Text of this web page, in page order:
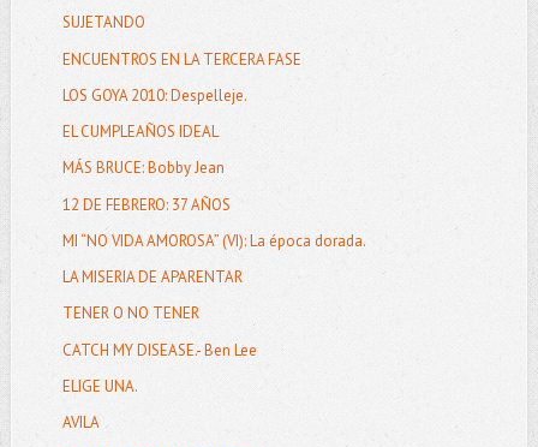
SUJETANDO
ENCUENTROS EN LA TERCERA FASE
LOS GOYA 2010: Despelleje.
EL CUMPLEAÑOS IDEAL
MÁS BRUCE: Bobby Jean
12 DE FEBRERO: 37 AÑOS
MI “NO VIDA AMOROSA” (VI): La época dorada.
LA MISERIA DE APARENTAR
TENER O NO TENER
CATCH MY DISEASE.- Ben Lee
ELIGE UNA.
AVILA